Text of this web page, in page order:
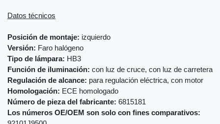
Datos técnicos
Posición de montaje: izquierdo
Versión: Faro halógeno
Tipo de lámpara: HB3
Función de iluminación: con luz de cruce, con luz de carretera
Regulación de alcance: para regulación eléctrica, con motor
Homologación: ECE homologado
Número de pieza del fabricante: 6815181
Los números OE/OEM son solo con fines comparativos: